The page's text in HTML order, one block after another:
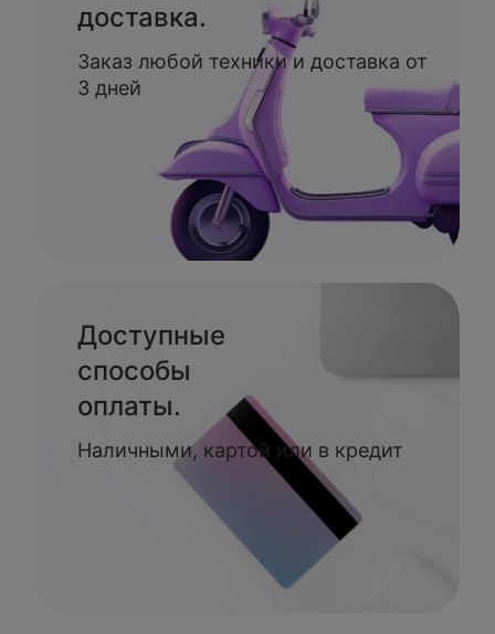
доставка.
Заказ любой техники и доставка от
3 дней
Доступные
способы
оплаты.
Наличными, картой или в кредит